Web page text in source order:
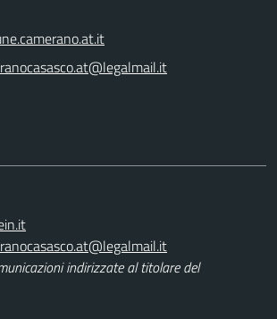
indirizzate al titolare del